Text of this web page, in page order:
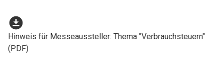
download_for_offline
Hinweis für Messeaussteller: Thema "Verbrauchsteuern"
(PDF)